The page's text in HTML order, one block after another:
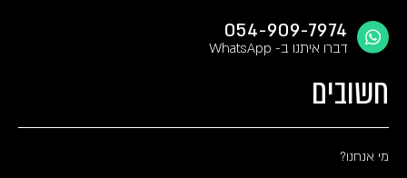
054-909-7974
דברו איתנו ב- WhatsApp
חשובים
מי אנחנו?